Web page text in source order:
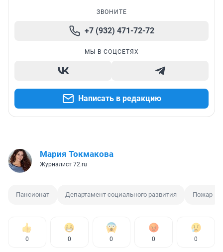
ЗВОНИТЕ
+7 (932) 471-72-72
МЫ В СОЦСЕТЯХ
Написать в редакцию
Мария Токмакова
Журналист 72.ru
Пансионат Департамент социального развития Пожар
0 0 0 0 0